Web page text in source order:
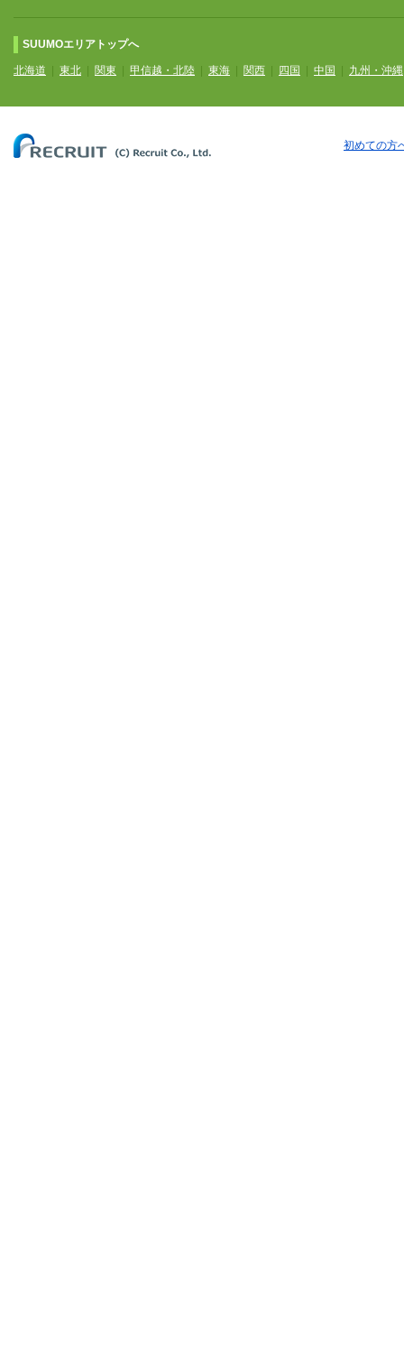
SUUMOエリアトップへ
北海道 東北 関東 甲信越・北陸 東海 関西 四国 中国 九州・沖縄
初めての方